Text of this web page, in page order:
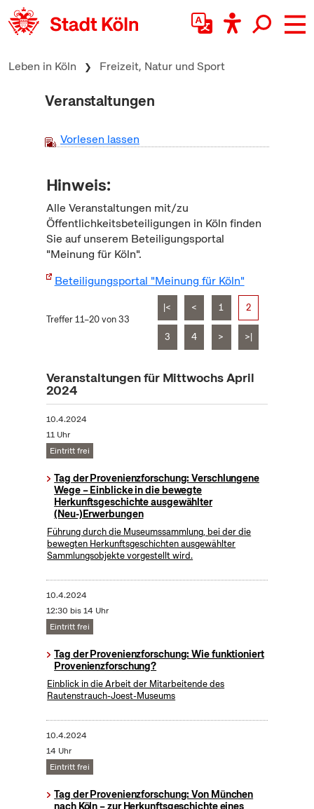
zum Inhalt springen
Leben in Köln Freizeit, Natur und Sport
Veranstaltungen
Vorlesen lassen
Hinweis:
Alle Veranstaltungen mit/zu
Öffentlichkeitsbeteiligungen in Köln finden
Sie auf unserem Beteiligungsportal
"Meinung für Köln".
Beteiligungsportal "Meinung für Köln"
Treffer 11–20 von 33
|< < 1 2
3 4 > >|
Veranstaltungen für Mittwochs April
2024
10.4.2024
11 Uhr
Eintritt frei
Tag der Provenienzforschung: Verschlungene
Wege – Einblicke in die bewegte
Herkunftsgeschichte ausgewählter
(Neu-)Erwerbungen
Führung durch die Museumssammlung, bei der die
bewegten Herkunftsgeschichten ausgewählter
Sammlungsobjekte vorgestellt wird.
10.4.2024
12:30 bis 14 Uhr
Eintritt frei
Tag der Provenienzforschung: Wie funktioniert
Provenienzforschung?
Einblick in die Arbeit der Mitarbeitende des
Rautenstrauch-Joest-Museums
10.4.2024
14 Uhr
Eintritt frei
Tag der Provenienzforschung: Von München
nach Köln – zur Herkunftsgeschichte eines